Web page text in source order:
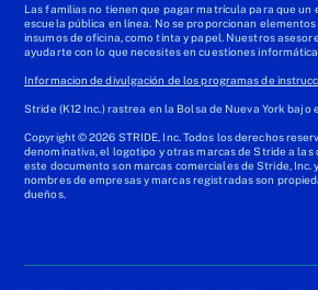
Las familias no tienen que pagar matrícula para que un
escuela pública en línea. No se proporcionan
insumos de oficina, como tinta y papel. Nuestros
ayudarte con lo que necesites en cuestiones
Informacion de divulgación de los programas de
Stride (K12 Inc.) rastrea en la Bolsa de Nueva York bajo
Copyright © 2026 STRIDE, Inc. Todos los derechos
denominativa, el logotipo y otras marcas de Stride a las
este documento son marcas comerciales de Stride, Inc.
nombres de empresas y marcas registradas son
dueños.